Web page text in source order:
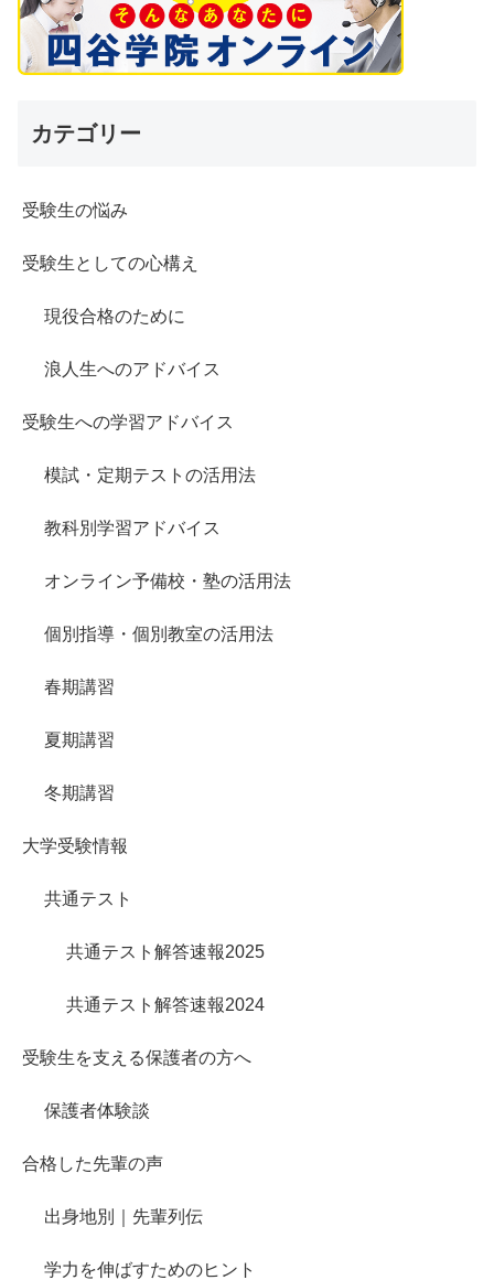
カテゴリー
受験生の悩み
受験生としての心構え
現役合格のために
浪人生へのアドバイス
受験生への学習アドバイス
模試・定期テストの活用法
教科別学習アドバイス
オンライン予備校・塾の活用法
個別指導・個別教室の活用法
春期講習
夏期講習
冬期講習
大学受験情報
共通テスト
共通テスト解答速報2025
共通テスト解答速報2024
受験生を支える保護者の方へ
保護者体験談
合格した先輩の声
出身地別｜先輩列伝
学力を伸ばすためのヒント